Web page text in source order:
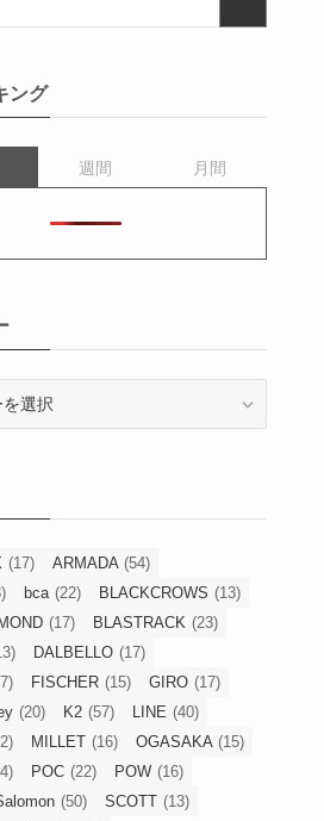
ング
週間 月間
(17) ARMADA (54)
bca (22) BLACKCROWS (13)
(17) BLASTRACK (23)
DALBELLO (17)
FISCHER (15) GIRO (17)
(20) K2 (57) LINE (40)
MILLET (16) OGASAKA (15)
POC (22) POW (16)
(50) SCOTT (13)